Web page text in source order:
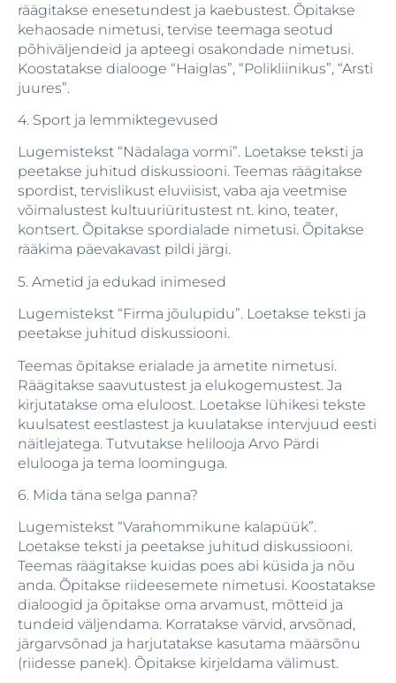
räägitakse enesetundest ja kaebustest. Õpitakse
kehaosade nimetusi, tervise teemaga seotud
põhiväljendeid ja apteegi osakondade nimetusi.
Koostatakse dialooge “Haiglas”, “Polikliinikus”, “Arsti
juures”.
4. Sport ja lemmiktegevused
Lugemistekst “Nädalaga vormi”. Loetakse teksti ja
peetakse juhitud diskussiooni. Teemas räägitakse
spordist, tervislikust eluviisist, vaba aja veetmise
võimalustest kultuuriüritustest nt. kino, teater,
kontsert. Õpitakse spordialade nimetusi. Õpitakse
rääkima päevakavast pildi järgi.
5. Ametid ja edukad inimesed
Lugemistekst “Firma jõulupidu”. Loetakse teksti ja
peetakse juhitud diskussiooni.
Teemas õpitakse erialade ja ametite nimetusi.
Räägitakse saavutustest ja elukogemustest. Ja
kirjutatakse oma eluloost. Loetakse lühikesi tekste
kuulsatest eestlastest ja kuulatakse intervjuud eesti
näitlejatega. Tutvutakse helilooja Arvo Pärdi
elulooga ja tema loominguga.
6. Mida täna selga panna?
Lugemistekst “Varahommikune kalapüük”.
Loetakse teksti ja peetakse juhitud diskussiooni.
Teemas räägitakse kuidas poes abi küsida ja nõu
anda. Õpitakse riideesemete nimetusi. Koostatakse
dialoogid ja õpitakse oma arvamust, mõtteid ja
tundeid väljendama. Korratakse värvid, arvsõnad,
järgarvsõnad ja harjutatakse kasutama määrsõnu
(riidesse panek). Õpitakse kirjeldama välimust.